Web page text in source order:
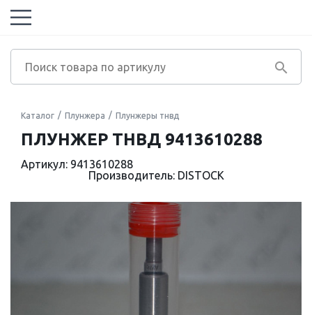
Каталог Плунжера Плунжеры тнвд
ПЛУНЖЕР ТНВД 9413610288
Артикул: 9413610288
Производитель: DISTOCK